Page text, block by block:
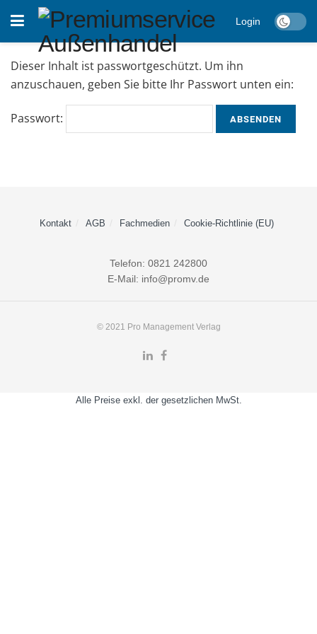
Login
Dieser Inhalt ist passwortgeschützt. Um ihn
anzuschauen, geben Sie bitte Ihr Passwort unten ein:
Passwort:
Kontakt AGB Fachmedien Cookie-Richtlinie (EU)
Telefon: 0821 242800
E-Mail: info@promv.de
© 2021 Pro Management Verlag
Alle Preise exkl. der gesetzlichen MwSt.